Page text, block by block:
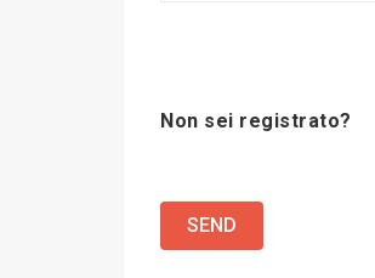
Non sei registrato?